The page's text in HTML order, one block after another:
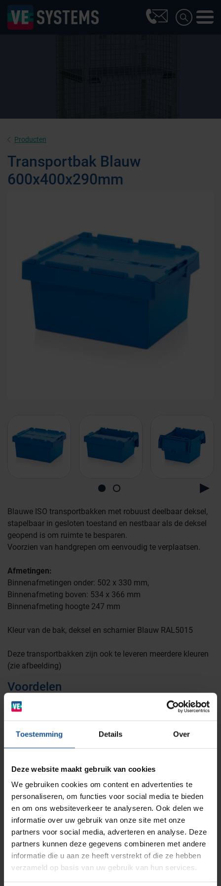
Toestemming Details Over
Deze website maakt gebruik van cookies
We gebruiken cookies om content en advertenties te
personaliseren, om functies voor social media te bieden
en om ons websiteverkeer te analyseren. Ook delen we
informatie over uw gebruik van onze site met onze
partners voor social media, adverteren en analyse. Deze
partners kunnen deze gegevens combineren met andere
informatie die u aan ze heeft verstrekt of die ze hebben
verzameld op basis van uw gebruik van hun services.
Producten
Transportbak Blauw
600x400x290mm
Blauwe ISO transportbakken met robuust deelbaar deksel,
stapelbaar in gesloten toestand en nestbaar als de deksel
geopend is om ruimte te besparen.
Voorzien van handgrepen om eenvoudig te verplaatsen.
Afmetingen:
Binnenafmetingen onder: 502 x 330 mm,
Binnenafmeting boven: 534 x 366 mm
Binnenafmeting hoogte 247 mm
Kleur van de bak, deksel en scharnier Blauw RAL5015
Deze transportbakken zijn ook te leveren meerdere kleuren
(zie afbeelding)
Voordelen
Robuust
Afsluitbaar
Binnenmaat boven:534x366mm
Binnenmaat hoogte:247mm
Branche
Logistiek en opslag, Ziekenhuizen en klinieken,
Zorginstellingen
Breedte
600
Branches
Ziekenhuizen en klinieken
Zorginstellingen
Laboratoria
Cleanrooms
Logistiek en opslag
Afvalinzamelaars
Farmaceutische industrie
Solutions
RVS Werkplekinrichting
Modulaire Inrichtingssystemen
Opslagsystemen en voorraadbeheer
Productlijnen
Medische afvalverpakkingen
Infectiepreventie en hygiëne
Opslagmogelijkheden
Medische (verzorgings)wagens
Wastransport
Medicijn- en verbandkasten
Werkplekinrichting
Assortiment
Hammerlit
Septodry
Metro
Zarges
AP Medical
BINBIN
Contact
Ons team
Klantcases
Vacatures